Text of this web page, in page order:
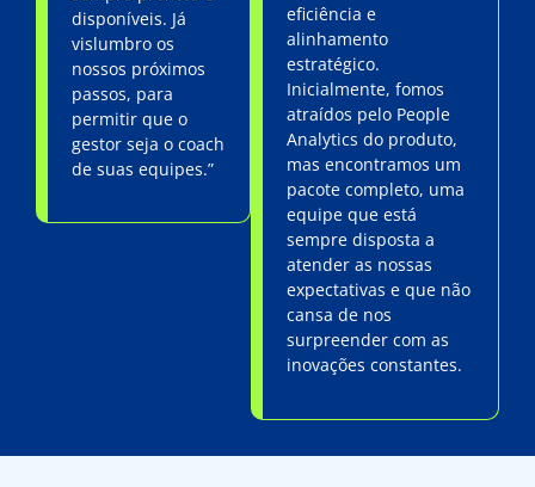
disponíveis. Já
vislumbro os
nossos próximos
passos, para
permitir que o
gestor seja o coach
de suas equipes.”
eficiência e
alinhamento
estratégico.
Inicialmente, fomos
atraídos pelo People
Analytics do produto,
mas encontramos um
pacote completo, uma
equipe que está
sempre disposta a
atender as nossas
expectativas e que não
cansa de nos
surpreender com as
inovações constantes.